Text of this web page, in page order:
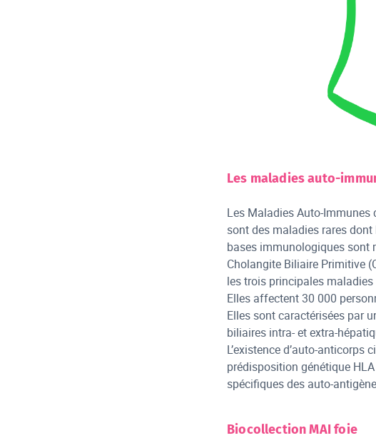
Les maladies auto-
Les Maladies Auto-
sont des maladies rares
bases immunologiques sont
Cholangite Biliaire Primitive
les trois principales
Elles affectent 30 000
Elles sont caractérisées par
biliaires intra- et extra-
L’existence d’auto-
prédisposition génétique
spécifiques des auto-
Biocollection MAI foie